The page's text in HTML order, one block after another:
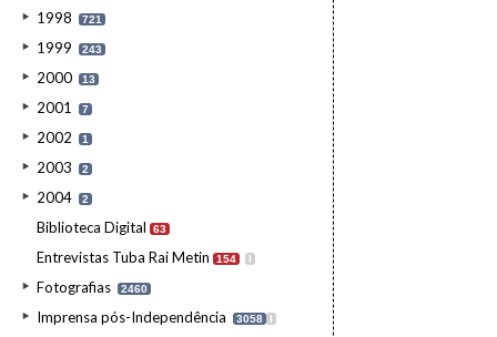
1998 721
1999 243
2000 13
2001 7
2002 1
2003 2
2004 2
Biblioteca Digital 63
Entrevistas Tuba Rai Metin 154 I
Fotografias 2460
Imprensa pós-Independência 3058 I